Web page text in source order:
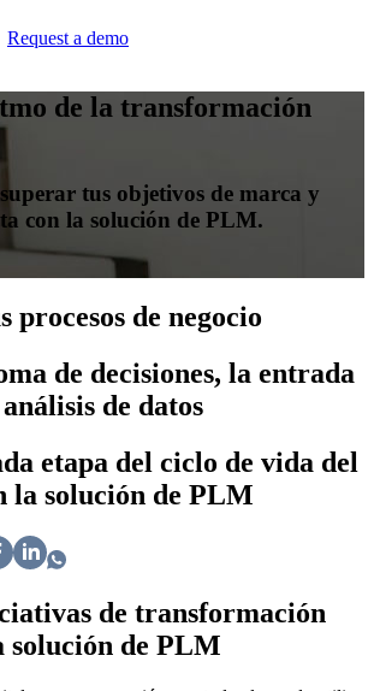
Request a demo
de la transformación
tus objetivos de marca y
con la solución de PLM.
procesos de negocio
de decisiones, la entrada
de datos
etapa del ciclo de vida del
la solución de PLM
de transformación
solución de PLM